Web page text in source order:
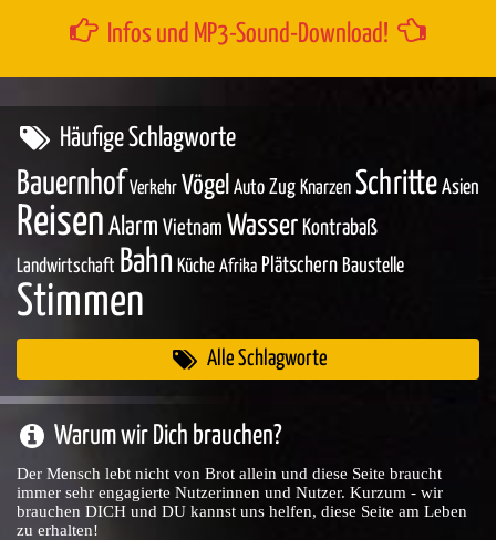
Infos und MP3-Sound-Download!
Häufige Schlagworte
Bauernhof Verkehr Vögel Auto Zug Knarzen Schritte Asien
Reisen Alarm Vietnam Wasser Kontrabaß
Landwirtschaft Bahn Küche Afrika Plätschern Baustelle
Stimmen
Alle Schlagworte
Warum wir Dich brauchen?
Der Mensch lebt nicht von Brot allein und diese Seite braucht
immer sehr engagierte Nutzerinnen und Nutzer. Kurzum - wir
brauchen DICH und DU kannst uns helfen, diese Seite am Leben
zu erhalten!